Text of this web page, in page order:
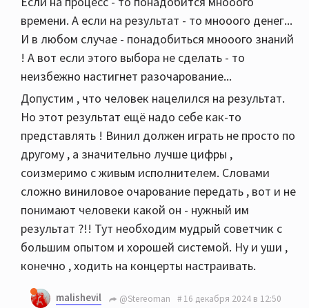
времени. А если на результат - то мнооого денег...
И в любом случае - понадобиться мнооого знаний
! А вот если этого выбора не сделать - то
неизбежно настигнет разочарование...
Допустим , что человек нацелился на результат.
Но этот результат ещё надо себе как-то
представлять ! Винил должен играть не просто по
другому , а значительно лучше цифры ,
соизмеримо с живым исполнителем. Словами
сложно виниловое очарование передать , вот и не
понимают человеки какой он - нужный им
результат ?!! Тут необходим мудрый советчик с
большим опытом и хорошей системой. Ну и уши ,
конечно , ходить на концерты настраивать.
malishevil @Stereoman 16 декабря 2024 в 12:50